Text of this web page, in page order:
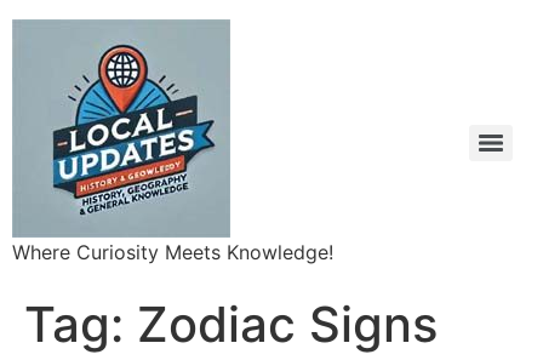
Where Curiosity Meets Knowledge!
Tag: Zodiac Signs